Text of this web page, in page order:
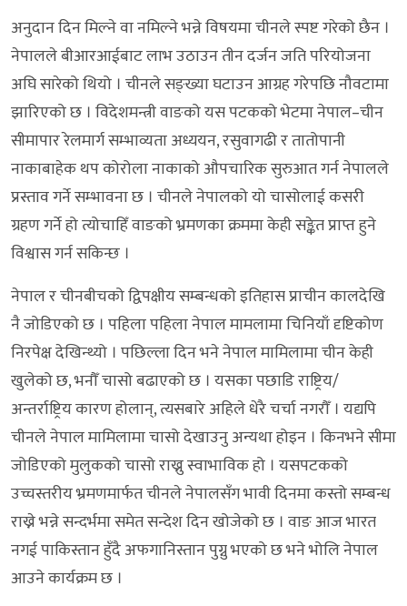
अनुदान दिन मिल्ने वा नमिल्ने भन्ने विषयमा चीनले स्पष्ट गरेको छैन ।
नेपालले बीआरआईबाट लाभ उठाउन तीन दर्जन जति परियोजना
अघि सारेको थियो । चीनले सङ्ख्या घटाउन आग्रह गरेपछि नौवटामा
झारिएको छ । विदेशमन्त्री वाङको यस पटकको भेटमा नेपाल–चीन
सीमापार रेलमार्ग सम्भाव्यता अध्ययन, रसुवागढी र तातोपानी
नाकाबाहेक थप कोरोला नाकाको औपचारिक सुरुआत गर्न नेपालले
प्रस्ताव गर्ने सम्भावना छ । चीनले नेपालको यो चासोलाई कसरी
ग्रहण गर्ने हो त्योचाहिँ वाङको भ्रमणका क्रममा केही सङ्केत प्राप्त हुने
विश्वास गर्न सकिन्छ ।
नेपाल र चीनबीचको द्विपक्षीय सम्बन्धको इतिहास प्राचीन कालदेखि
नै जोडिएको छ । पहिला पहिला नेपाल मामलामा चिनियाँ दृष्टिकोण
निरपेक्ष देखिन्थ्यो । पछिल्ला दिन भने नेपाल मामिलामा चीन केही
खुलेको छ, भनौँ चासो बढाएको छ । यसका पछाडि राष्ट्रिय/
अन्तर्राष्ट्रिय कारण होलान्, त्यसबारे अहिले धेरै चर्चा नगरौँ । यद्यपि
चीनले नेपाल मामिलामा चासो देखाउनु अन्यथा होइन । किनभने सीमा
जोडिएको मुलुकको चासो राख्नु स्वाभाविक हो । यसपटकको
उच्चस्तरीय भ्रमणमार्फत चीनले नेपालसँग भावी दिनमा कस्तो सम्बन्ध
राख्ने भन्ने सन्दर्भमा समेत सन्देश दिन खोजेको छ । वाङ आज भारत
नगई पाकिस्तान हुँदै अफगानिस्तान पुग्नु भएको छ भने भोलि नेपाल
आउने कार्यक्रम छ ।